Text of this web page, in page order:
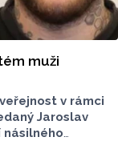
muži
v rámci
Jaroslav
násilného